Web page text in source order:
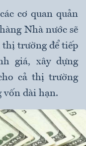
cơ quan quản
Nhà nước sẽ
thị trường để tiếp
giá, xây dựng
cả thị trường
vốn dài hạn.